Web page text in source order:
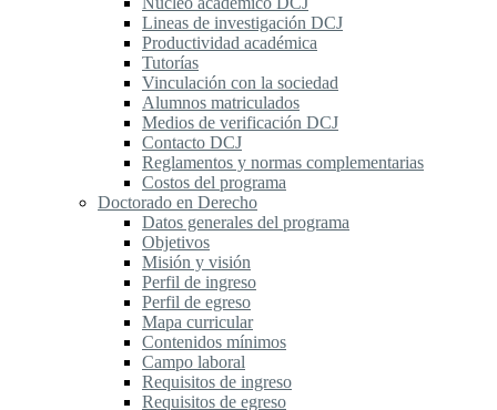
Lineas de investigación DCJ
Productividad académica
Tutorías
Vinculación con la sociedad
Alumnos matriculados
Medios de verificación DCJ
Contacto DCJ
Reglamentos y normas complementarias
Costos del programa
Doctorado en Derecho
Datos generales del programa
Objetivos
Misión y visión
Perfil de ingreso
Perfil de egreso
Mapa curricular
Contenidos mínimos
Campo laboral
Requisitos de ingreso
Requisitos de egreso